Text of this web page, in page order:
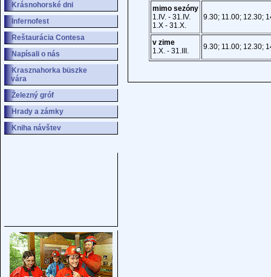
Krásnohorské dni
Infernofest
Reštaurácia Contesa
Napísali o nás
Krasznahorka büszke
vára
Železný gróf
Hrady a zámky
Kniha návštev
mimo sezóny
1.IV. - 31.IV.
1.X - 31.X.
9.30; 11.00; 12.30;
v zime
1.X. - 31.III.
9.30; 11.00; 12.30;